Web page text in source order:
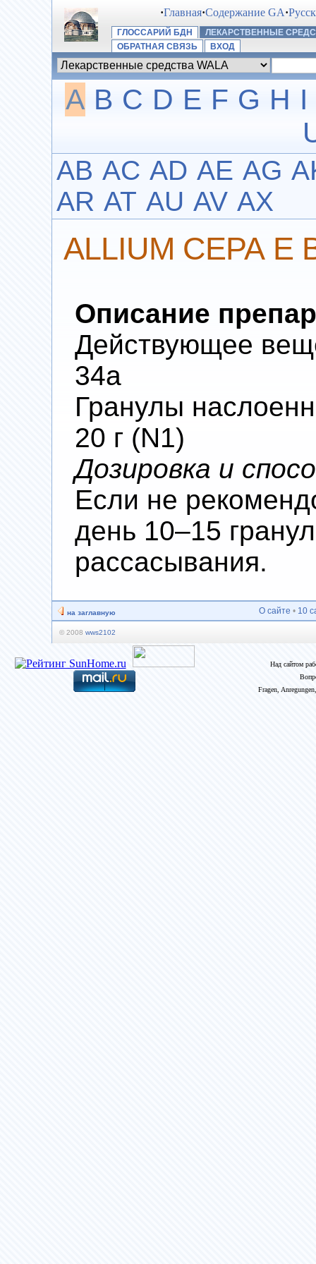
·Главная·Содержание GA·
ГЛОССАРИЙ БДН
ЛЕКАРСТВЕННЫЕ
ОБРАТНАЯ СВЯЗЬ
ВХОД
A B C D E F G H I
AB AC AD AE AG
AR AT AU AV AX
ALLIUM СЕРА Е
Описание
Действующее
34a
Гранулы
20 г (N1)
Дозировка и
Если не
день 10–15
рассасывания.
на заглавную О сайте • 10
© 2008 wws2102
Над сайтом
Fragen,